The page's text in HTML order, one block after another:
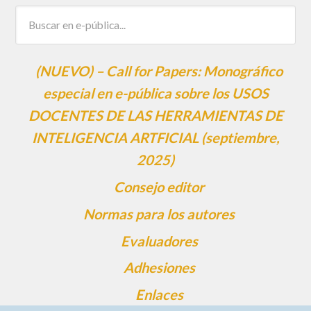
(NUEVO) – Call for Papers: Monográfico
especial en e-pública sobre los USOS
DOCENTES DE LAS HERRAMIENTAS DE
INTELIGENCIA ARTFICIAL (septiembre,
2025)
Consejo editor
Normas para los autores
Evaluadores
Adhesiones
Enlaces